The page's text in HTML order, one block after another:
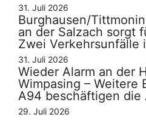
31. Juli 2026
Burghausen/
an der Salzach sorgt
Zwei Verkehrsunfälle
31. Juli 2026
Wieder Alarm an der
Wimpasing – Weitere
A94 beschäftigen die
29. Juli 2026